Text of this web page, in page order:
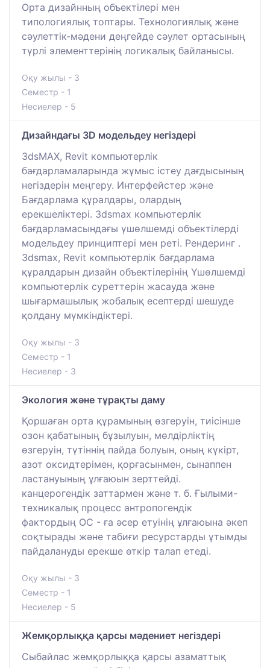
Орта дизайнның объектілері мен
типологиялық топтары. Технологиялық және
сәулеттік-мәдени деңгейде сәулет ортасының
түрлі элементтерінің логикалық байланысы.
Оқу жылы - 3
Семестр - 1
Несиелер - 5
Дизайндағы 3D модельдеу негіздері
3dsMAX, Revit компьютерлік
бағдарламаларында жұмыс істеу дағдысының
негіздерін меңгеру. Интерфейстер және
Бағдарлама құралдары, олардың
ерекшеліктері. 3dsmax компьютерлік
бағдарламасындағы үшөлшемді объектілерді
модельдеу принциптері мен реті. Рендеринг .
3dsmax, Revit компьютерлік бағдарлама
құралдарын дизайн объектілерінің Үшөлшемді
компьютерлік суреттерін жасауда және
шығармашылық жобалық есептерді шешуде
қолдану мүмкіндіктері.
Оқу жылы - 3
Семестр - 1
Несиелер - 3
Экология және тұрақты даму
Қоршаған орта құрамының өзгеруін, тиісінше
озон қабатының бұзылуын, мөлдірліктің
өзгеруін, түтіннің пайда болуын, оның күкірт,
азот оксидтерімен, қорғасынмен, сынаппен
ластануының ұлғаюын зерттейді.
канцерогендік заттармен және т. б. Ғылыми-
техникалық процесс антропогендік
фактордың ОС - ға әсер етуінің ұлғаюына әкеп
соқтырады және табиғи ресурстарды ұтымды
пайдалануды ерекше өткір талап етеді.
Оқу жылы - 3
Семестр - 1
Несиелер - 5
Жемқорлыққа қарсы мәдениет негіздері
Сыбайлас жемқорлыққа қарсы азаматтық